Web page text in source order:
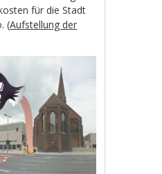
für die Stadt
(Aufstellung der